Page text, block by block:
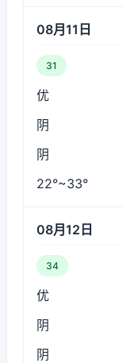
08月11日
31
优
阴
阴
22°~33°
08月12日
34
优
阴
阴